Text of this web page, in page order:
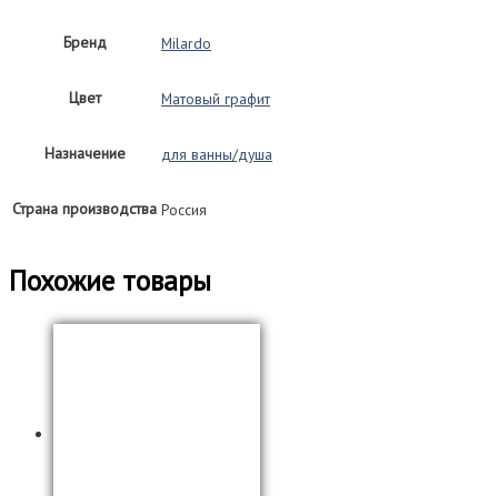
смесителем
верхней
(матовый
Бренд Milardo
Цвет Матовый графит
Назначение для ванны/душа
Страна производства Россия
Похожие товары